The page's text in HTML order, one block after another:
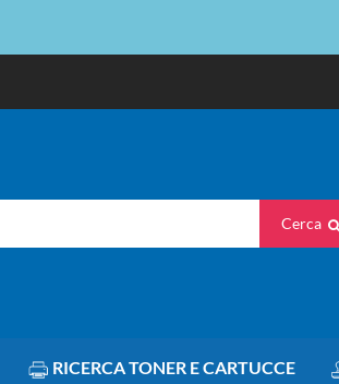
Cerca
RICERCA TONER E CARTUCCE